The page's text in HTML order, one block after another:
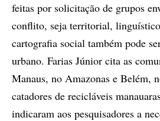
feitas por solicitação de grupos
conflito, seja territorial,
cartografia social também pode
urbano. Farias Júnior cita as
Manaus, no Amazonas e Belém,
catadores de recicláveis
indicaram aos pesquisadores a